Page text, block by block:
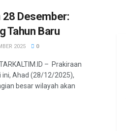
28 Desember:
Tahun Baru
2025 0
– Prakiraan
ini, Ahad (28/12/2025),
besar wilayah akan